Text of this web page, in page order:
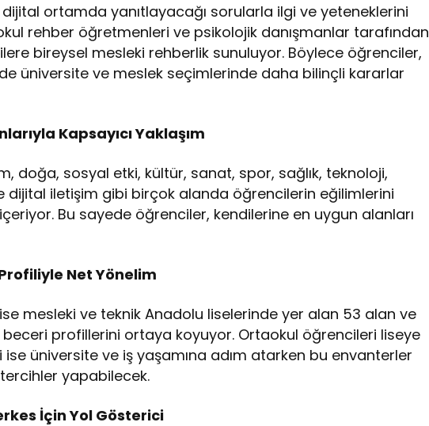
ortamda yanıtlayacağı sorularla ilgi ve yeteneklerini
rehber öğretmenleri ve psikolojik danışmanlar tarafından
bireysel mesleki rehberlik sunuluyor. Böylece öğrenciler,
üniversite ve meslek seçimlerinde daha bilinçli kararlar
Kapsayıcı Yaklaşım
doğa, sosyal etki, kültür, sanat, spor, sağlık, teknoloji,
dijital iletişim gibi birçok alanda öğrencilerin eğilimlerini
Bu sayede öğrenciler, kendilerine en uygun alanları
Net Yönelim
mesleki ve teknik Anadolu liselerinde yer alan 53 alan ve
beceri profillerini ortaya koyuyor. Ortaokul öğrencileri liseye
üniversite ve iş yaşamına adım atarken bu envanterler
yapabilecek.
İçin Yol Gösterici